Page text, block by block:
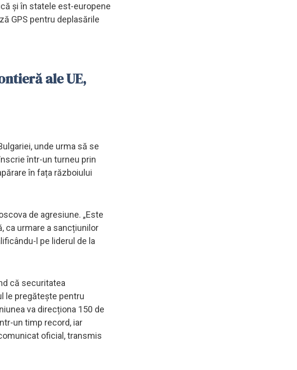
și în statele est-europene
GPS pentru deplasările
ale UE,
unde urma să se
într-un turneu prin
în fața războiului
de agresiune. „Este
ca urmare a sancțiunilor
l pe liderul de la
că securitatea
le pregătește pentru
va direcționa 150 de
un timp record, iar
oficial, transmis